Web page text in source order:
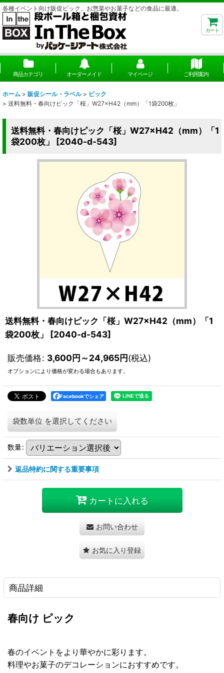
各種イベント向け販促ピック。お惣菜やお菓子などの食品に最適。
カート
商品カテゴリ オーダーメイド マイページ ご利用案内
ホーム > 販促シール・ラベル > ピック
> 送料無料・春向けピック「桜」W27×H42（mm）「1袋200枚」
送料無料・春向けピック「桜」W27×H42（mm）「1
袋200枚」
[2040-d-543]
送料無料・春向けピック「桜」W27×H42（mm）「1
袋200枚」
[2040-d-543]
販売価格: 3,600円～24,965円(税込)
オプションにより価格が変わる場合もあります。
Facebookでシェア
袋数単位 を選択してください
数量:
返品特約に関する重要事項
カートに入れる
お問い合わせ
お気に入り登録
商品詳細
春向け ピック
春のイベントをより華やかに彩ります。
料理やお菓子のデコレーションにおすすめです。